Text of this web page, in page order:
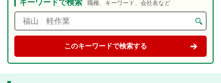
キーワードで検索 職種、キーワード、会社名など